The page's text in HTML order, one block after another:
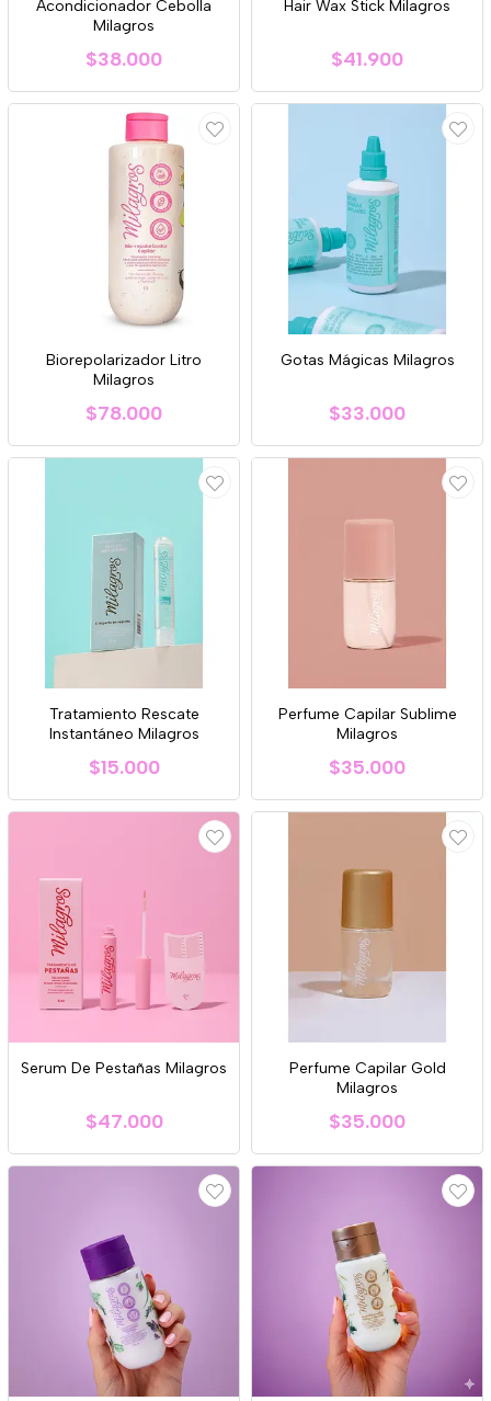
Acondicionador Cebolla
Milagros
$38.000
Hair Wax Stick Milagros
$41.900
Biorepolarizador Litro
Milagros
$78.000
Gotas Mágicas Milagros
$33.000
Tratamiento Rescate
Instantáneo Milagros
$15.000
Perfume Capilar Sublime
Milagros
$35.000
Serum De Pestañas Milagros
$47.000
Perfume Capilar Gold
Milagros
$35.000